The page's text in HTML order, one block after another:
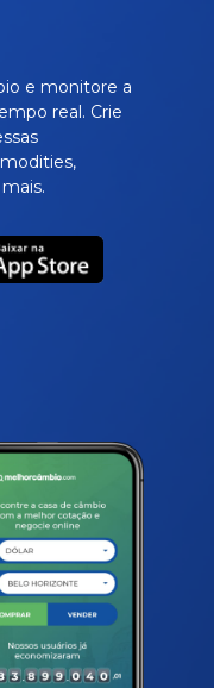
e monitore a
real. Crie